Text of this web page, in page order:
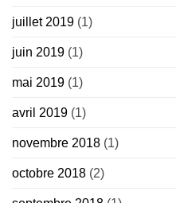
juillet 2019 (1)
juin 2019 (1)
mai 2019 (1)
avril 2019 (1)
novembre 2018 (1)
octobre 2018 (2)